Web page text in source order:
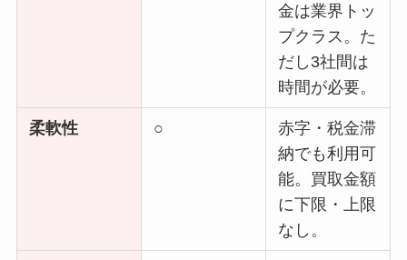
金は業界トッ
プクラス。た
だし3社間は
時間が必要。
柔軟性 ○
赤字・税金滞
納でも利用可
能。買取金額
に下限・上限
なし。